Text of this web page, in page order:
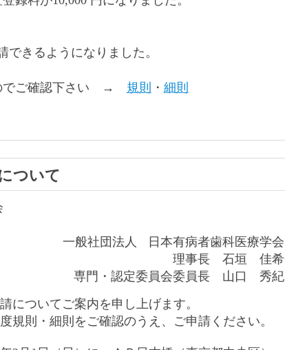
きるようになりました。
でご確認下さい → 規則 ・ 細則
ついて
一般社団法人 日本有病者歯科医療学会
理事長　石垣　佳希
専門・認定委員会委員長　山口　秀紀
についてご案内を申し上げます。
規則・細則をご確認のうえ、ご申請ください。